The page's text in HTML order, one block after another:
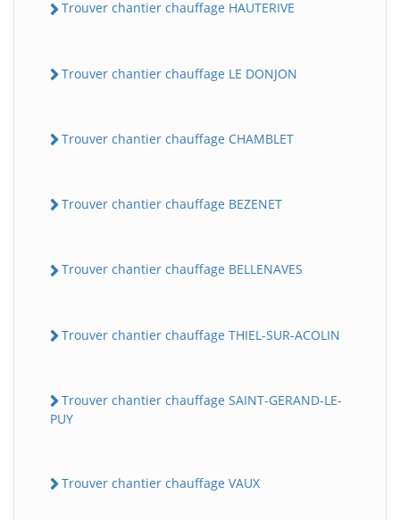
Trouver chantier chauffage HAUTERIVE
Trouver chantier chauffage LE DONJON
Trouver chantier chauffage CHAMBLET
Trouver chantier chauffage BEZENET
Trouver chantier chauffage BELLENAVES
Trouver chantier chauffage THIEL-SUR-ACOLIN
Trouver chantier chauffage SAINT-GERAND-LE-
PUY
Trouver chantier chauffage VAUX